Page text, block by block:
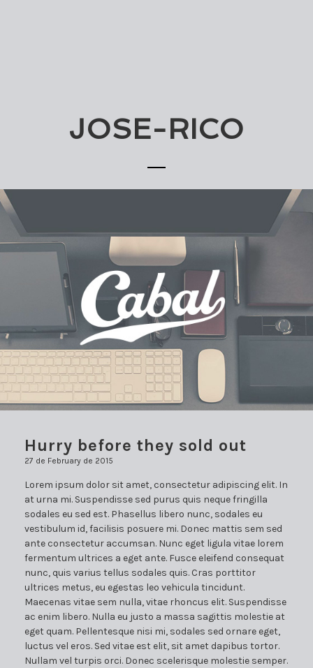
JOSE-RICO
Hurry before they sold out
27 de February de 2015
Lorem ipsum dolor sit amet, consectetur adipiscing elit. In
at urna mi. Suspendisse sed purus quis neque fringilla
sodales eu sed est. Phasellus libero nunc, sodales eu
vestibulum id, facilisis posuere mi. Donec mattis sem sed
ante consectetur accumsan. Nunc eget ligula vitae lorem
fermentum ultrices a eget ante. Fusce eleifend consequat
nunc, quis varius tellus sodales quis. Cras porttitor
ultrices metus, eu egestas leo vehicula tincidunt.
Maecenas vitae sem nulla, vitae rhoncus elit. Suspendisse
ac enim libero. Nulla eu justo a massa sagittis molestie at
eget quam. Pellentesque nisi mi, sodales sed ornare eget,
luctus vel eros. Sed vitae est elit, sit amet dapibus tortor.
Nullam vel turpis orci. Donec scelerisque molestie semper.